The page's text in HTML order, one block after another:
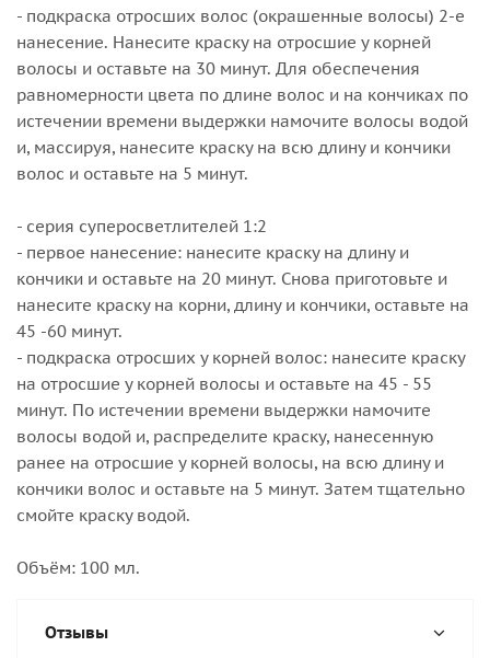
- подкраска отросших волос (окрашенные волосы) 2-е
нанесение. Нанесите краску на отросшие у корней
волосы и оставьте на 30 минут. Для обеспечения
равномерности цвета по длине волос и на кончиках по
истечении времени выдержки намочите волосы водой
и, массируя, нанесите краску на всю длину и кончики
волос и оставьте на 5 минут.
- серия суперосветлителей 1:2
- первое нанесение: нанесите краску на длину и
кончики и оставьте на 20 минут. Снова приготовьте и
нанесите краску на корни, длину и кончики, оставьте на
45 -60 минут.
- подкраска отросших у корней волос: нанесите краску
на отросшие у корней волосы и оставьте на 45 - 55
минут. По истечении времени выдержки намочите
волосы водой и, распределите краску, нанесенную
ранее на отросшие у корней волосы, на всю длину и
кончики волос и оставьте на 5 минут. Затем тщательно
смойте краску водой.
Объём: 100 мл.
Отзывы